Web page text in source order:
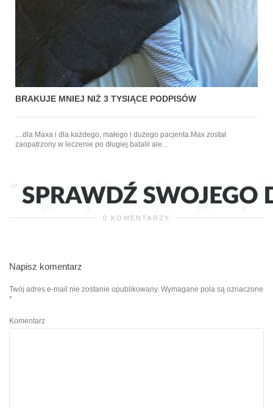
BRAKUJE MNIEJ NIŻ 3 TYSIĄCE PODPISÓW
....dla Maxa i dla każdego, małego i dużego pacjenta.Max został
zaopatrzony w leczenie po długiej batalii ale...
0 KOMENTARZY
Napisz komentarz
Twój adres e-mail nie zostanie opublikowany. Wymagane pola są oznaczone
*
Komentarz